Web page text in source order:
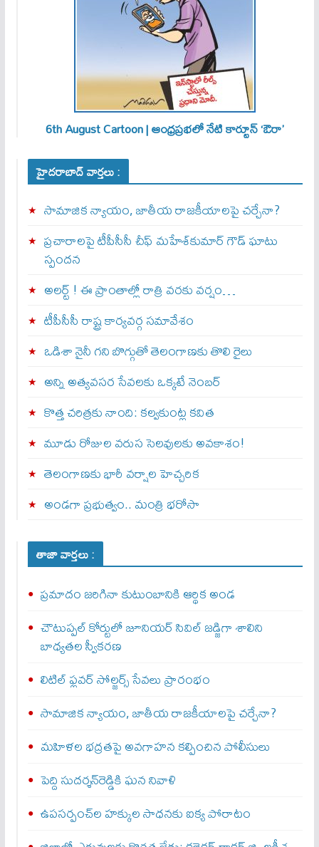
6th August Cartoon | ఆంధ్రప్రభలో నేటి కార్టూన్ ‘ఔరా’
హైదరాబాద్ వార్తలు :
సామాజిక న్యాయం, జాతీయ రాజకీయాలపై చర్చేనా?
ప్రచారాలపై టీపీసీసీ చీఫ్ మహేశ్‌కుమార్ గౌడ్ ఘాటు
స్పందన
అల‌ర్ట్ ! ఈ ప్రాంతాల్లో రాత్రి వరకు వర్షం…
టీపీసీసీ రాష్ట్ర కార్యవర్గ సమావేశం
ఒడిశా నైనీ గని బొగ్గుతో తెలంగాణకు తొలి రైలు
అన్ని అత్యవసర సేవలకు ఒక్క‌టే నెంబ‌ర్‌
కొత్త చరిత్రకు నాంది: క‌ల్వ‌కుంట్ల కవిత
మూడు రోజుల వరుస సెలవులకు అవకాశం!
తెలంగాణకు భారీ వర్షాల హెచ్చరిక
అండగా ప్రభుత్వం.. మంత్రి భరోసా
తాజా వార్తలు :
ప్రమాదం జరిగినా కుటుంబానికి ఆర్థిక అండ
చౌటుప్పల్ కోర్టులో జూనియర్ సివిల్ జడ్జిగా శాలిని
బాధ్యతల స్వీకరణ
లిటిల్ ఫ్లవర్ సోల్జర్స్ సేవలు ప్రారంభం
సామాజిక న్యాయం, జాతీయ రాజకీయాలపై చర్చేనా?
మహిళల భద్రతపై అవగాహన కల్పించిన పోలీసులు
పెద్ది సుదర్శన్‌రెడ్డికి ఘన నివాళి
ఉపసర్పంచ్‌ల హక్కుల సాధనకు ఐక్య పోరాటం